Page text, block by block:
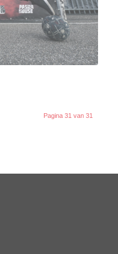
Pagina 31 van 31